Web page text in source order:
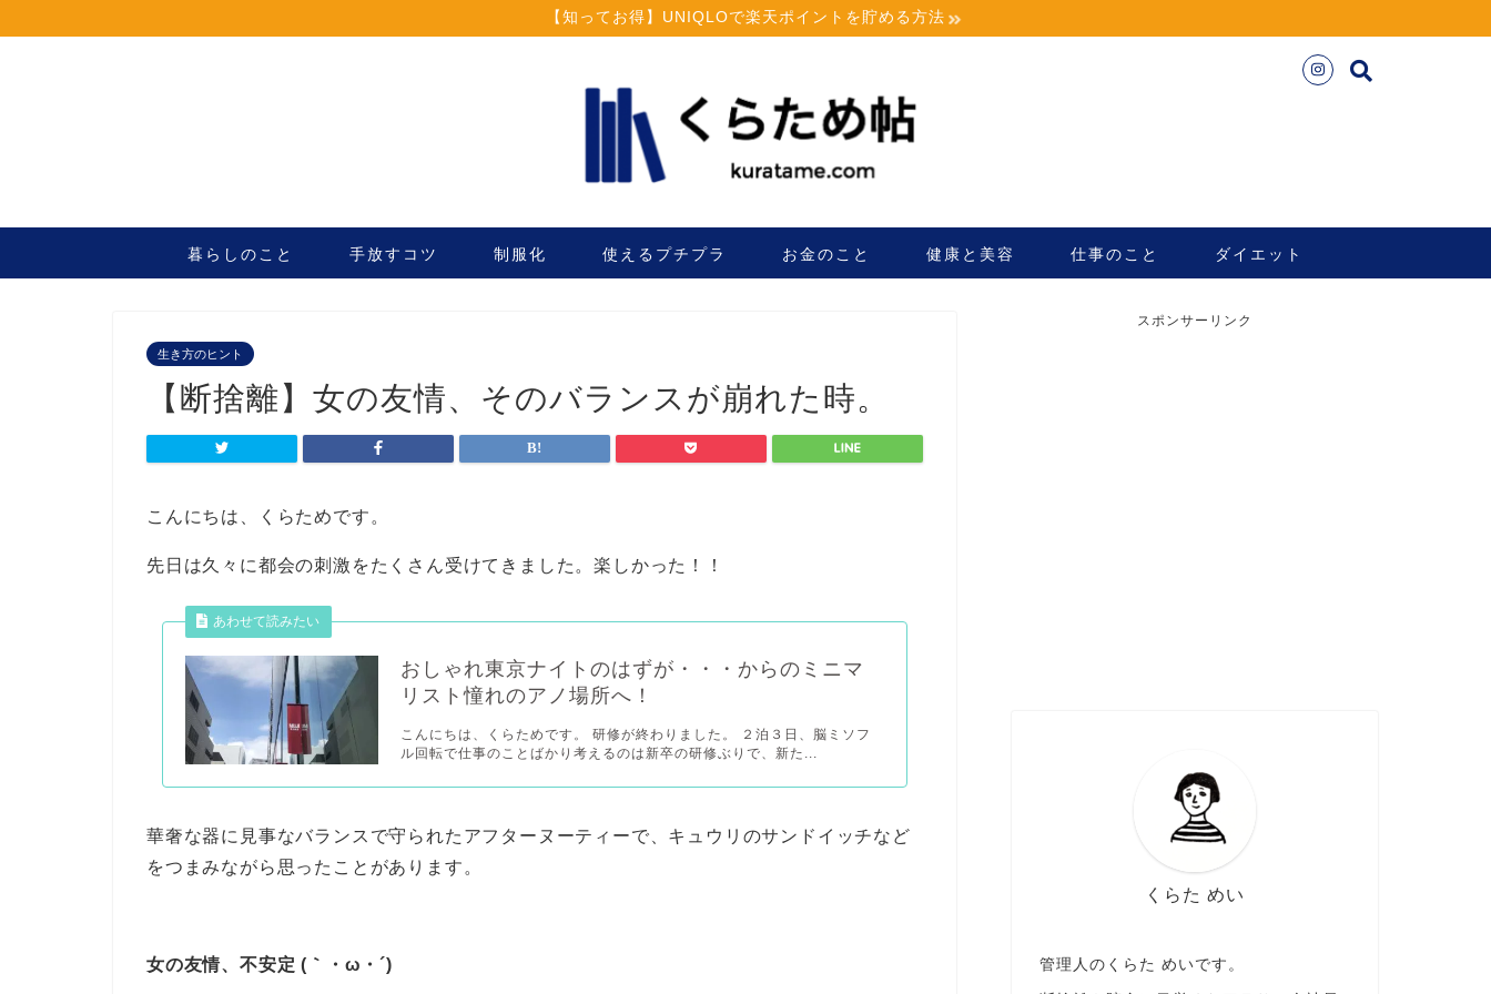
【知ってお得】UNIQLOで楽天ポイントを貯める方法
暮らしのこと 手放すコツ 制服化 使えるプチプラ お金のこと 健康と美容 仕事のこと ダイエット
生き方のヒント
【断捨離】女の友情、そのバランスが崩れた時。
こんにちは、くらためです。
先日は久々に都会の刺激をたくさん受けてきました。楽しかった！！
おしゃれ東京ナイトのはずが・・・からのミニマ
リスト憧れのアノ場所へ！
こんにちは、くらためです。 研修が終わりました。 ２泊３日、脳ミソフ
ル回転で仕事のことばかり考えるのは新卒の研修ぶりで、新た...
華奢な器に見事なバランスで守られたアフターヌーティーで、キュウリのサンドイッチなど
をつまみながら思ったことがあります。
女の友情、不安定 (｀・ω・´)
スポンサーリンク
くらた めい
管理人のくらた めいです。